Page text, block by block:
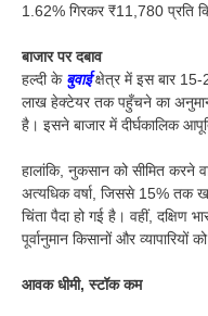
1.62% गिरकर ₹11,780 प्रति
बाजार पर दबाव
हल्दी के बुवाई क्षेत्र में इस बार
लाख हेक्टेयर तक पहुँचने का
है। इसने बाजार में दीर्घकालिक
हालांकि, नुकसान को सीमित करने
अत्यधिक वर्षा, जिससे 15% तक
चिंता पैदा हो गई है। वहीं, दक्षिण
पूर्वानुमान किसानों और व्यापारियों
आवक धीमी, स्टॉक कम